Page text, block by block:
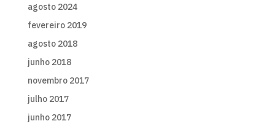
agosto 2024
fevereiro 2019
agosto 2018
junho 2018
novembro 2017
julho 2017
junho 2017